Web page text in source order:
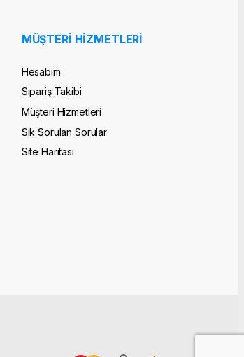
MÜŞTERİ HİZMETLERİ
Hesabım
Sipariş Takibi
Müşteri Hizmetleri
Sık Sorulan Sorular
Site Haritası